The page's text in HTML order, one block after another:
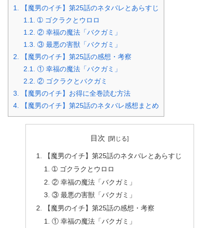
1.
【魔男のイチ】第25話のネタバレとあらすじ
1.1.
➀ ゴクラクとウロロ
1.2. ② 幸福の魔法「バクガミ」
1.3. ③ 最悪の害獣「バクガミ」
2.
【魔男のイチ】第25話の感想・考察
2.1.
① 幸福の魔法「バクガミ」
2.2. ② ゴクラクとバクガミ
3.
【魔男のイチ】お得に全巻読む方法
4.
【魔男のイチ】第25話のネタバレ感想まとめ
目次
【魔男のイチ】第25話のネタバレとあらすじ
➀ ゴクラクとウロロ
② 幸福の魔法「バクガミ」
③ 最悪の害獣「バクガミ」
【魔男のイチ】第25話の感想・考察
① 幸福の魔法「バクガミ」